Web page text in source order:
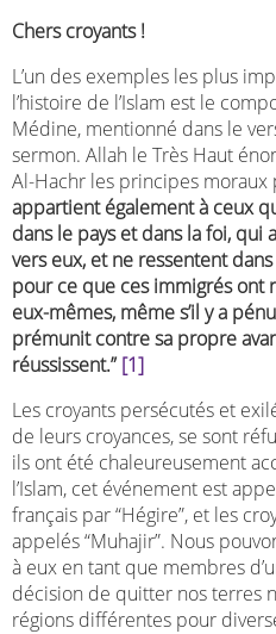
Chers croyants !
L’un des exemples les plus
l’histoire de l’Islam est le
Médine, mentionné dans le
sermon. Allah le Très Haut
Al-Hachr les principes moraux
appartient également à ceux
dans le pays et dans la foi,
vers eux, et ne ressentent
pour ce que ces immigrés ont
eux-mêmes, même s’il y a
prémunit contre sa propre
réussissent.” [1]
Les croyants persécutés et
de leurs croyances, se sont
ils ont été chaleureusement
l’Islam, cet événement est
français par “Hégire”, et les
appelés “Muhajir”. Nous
à eux en tant que membres
décision de quitter nos terres
régions différentes pour